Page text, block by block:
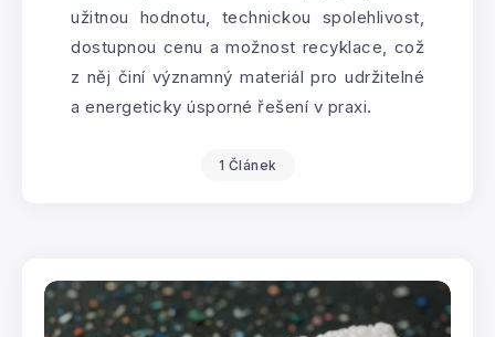
užitnou hodnotu, technickou spolehlivost,
dostupnou cenu a možnost recyklace, což
z něj činí významný materiál pro udržitelné
a energeticky úsporné řešení v praxi.
1 Článek